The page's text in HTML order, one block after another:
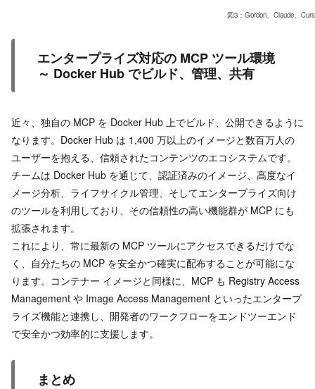
図3：Gordon、Claude、
エンタープライズ対応の MCP ツール環境
～ Docker Hub でビルド、管理、共有
近々、独自の MCP を Docker Hub 上でビルド、公開できるように
なります。Docker Hub は 1,400 万以上のイメージと数百万人の
ユーザーを抱える、信頼されたコンテンツのエコシステムです。
チームは Docker Hub を通じて、認証済みのイメージ、高度なイ
メージ分析、ライフサイクル管理、そしてエンタープライズ向け
のツールを利用しており、その信頼性の高い機能群が MCP にも
拡張されます。
これにより、常に最新の MCP ツールにアクセスできるだけでな
く、自分たちの MCP を安全かつ確実に配布することが可能にな
ります。コンテナー イメージと同様に、MCP も Registry Access
Management や Image Access Management といったエンタープ
ライズ機能と連携し、開発者のワークフローをエンドツーエンド
で安全かつ効率的に支援します。
まとめ